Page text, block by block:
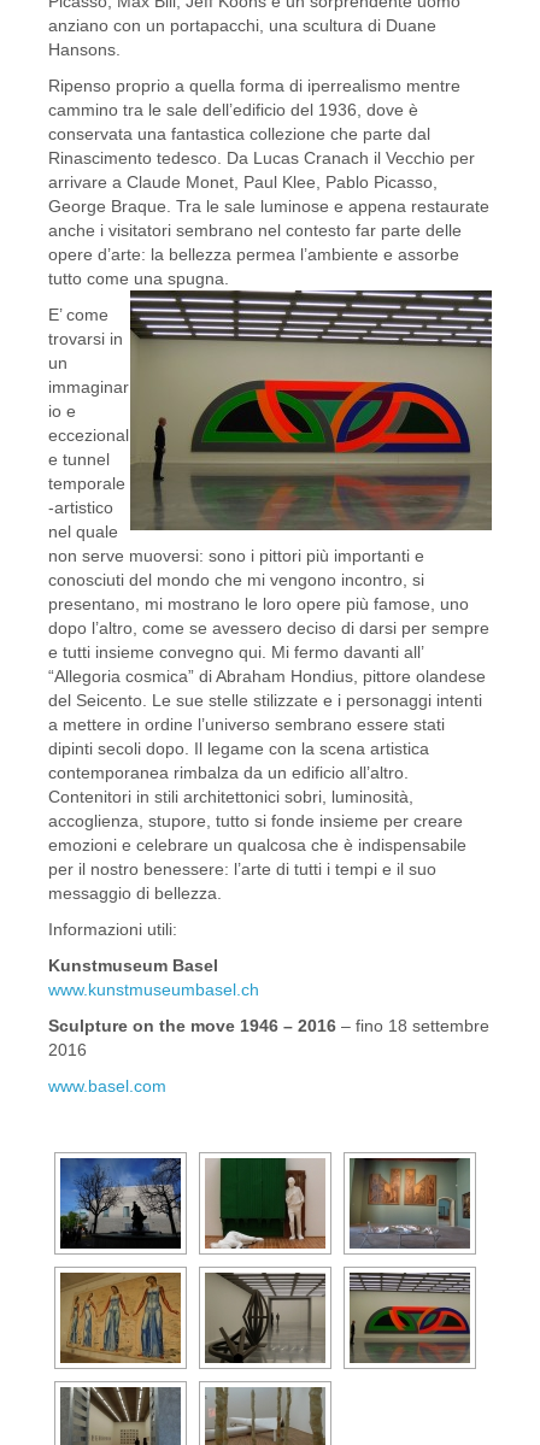
anziano con un portapacchi, una scultura di Duane
Hansons.
Ripenso proprio a quella forma di iperrealismo mentre
cammino tra le sale dell’edificio del 1936, dove è
conservata una fantastica collezione che parte dal
Rinascimento tedesco. Da Lucas Cranach il Vecchio per
arrivare a Claude Monet, Paul Klee, Pablo Picasso,
George Braque. Tra le sale luminose e appena restaurate
anche i visitatori sembrano nel contesto far parte delle
opere d’arte: la bellezza permea l’ambiente e assorbe
tutto come una spugna.
E’ come
trovarsi in
un
immaginar
io e
eccezional
e tunnel
temporale
-artistico
nel quale
non serve muoversi: sono i pittori più importanti e
conosciuti del mondo che mi vengono incontro, si
presentano, mi mostrano le loro opere più famose, uno
dopo l’altro, come se avessero deciso di darsi per sempre
e tutti insieme convegno qui. Mi fermo davanti all’
“Allegoria cosmica” di Abraham Hondius, pittore olandese
del Seicento. Le sue stelle stilizzate e i personaggi intenti
a mettere in ordine l’universo sembrano essere stati
dipinti secoli dopo. Il legame con la scena artistica
contemporanea rimbalza da un edificio all’altro.
Contenitori in stili architettonici sobri, luminosità,
accoglienza, stupore, tutto si fonde insieme per creare
emozioni e celebrare un qualcosa che è indispensabile
per il nostro benessere: l’arte di tutti i tempi e il suo
messaggio di bellezza.
Informazioni utili:
Kunstmuseum Basel
www.kunstmuseumbasel.ch
Sculpture on the move 1946 – 2016 – fino 18 settembre
2016
www.basel.com